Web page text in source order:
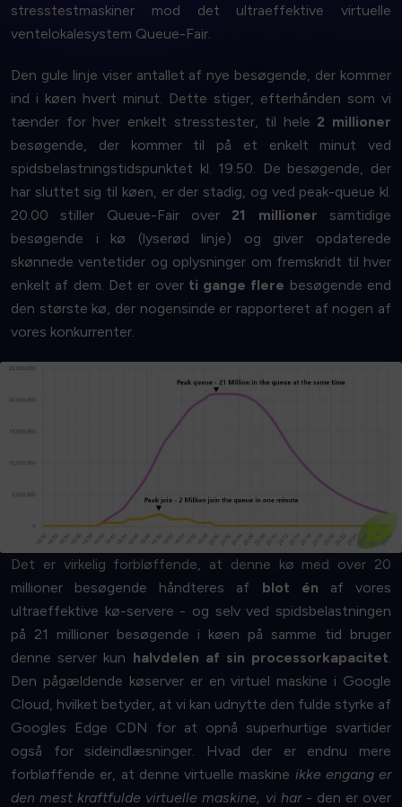
stresstestmaskiner mod det ultraeffektive virtuelle
ventelokalesystem Queue-Fair.
Den gule linje viser antallet af nye besøgende, der kommer
ind i køen hvert minut. Dette stiger, efterhånden som vi
tænder for hver enkelt stresstester, til hele 2 millioner
besøgende, der kommer til på et enkelt minut ved
spidsbelastningstidspunktet kl. 19.50. De besøgende, der
har sluttet sig til køen, er der stadig, og ved peak-queue kl.
20.00 stiller Queue-Fair over 21 millioner samtidige
besøgende i kø (lyserød linje) og giver opdaterede
skønnede ventetider og oplysninger om fremskridt til hver
enkelt af dem. Det er over ti gange flere besøgende end
den største kø, der nogensinde er rapporteret af nogen af
vores konkurrenter.
⧐
Vi ved, at dette diagram måske ikke ser
sexet ud for alle
Hvis du er interesseret i ultra-high-performance
computing, i at spare på miljøet eller i at spare penge
for din virksomhed- så stol på os, den er fantastisk!
Kom I Gang
Det er virkelig forbløffende, at denne kø med over 20
millioner besøgende håndteres af blot én af vores
ultraeffektive kø-servere - og selv ved spidsbelastningen
på 21 millioner besøgende i køen på samme tid bruger
denne server kun halvdelen af sin processorkapacitet
Den pågældende køserver er en virtuel maskine i Google
Cloud, hvilket betyder, at vi kan udnytte den fulde styrke af
Googles Edge CDN for at opnå superhurtige svartider
også for sideindlæsninger. Hvad der er endnu mere
forbløffende er, at denne virtuelle maskine ikke engang er
den mest kraftfulde virtuelle maskine, vi har- den er over